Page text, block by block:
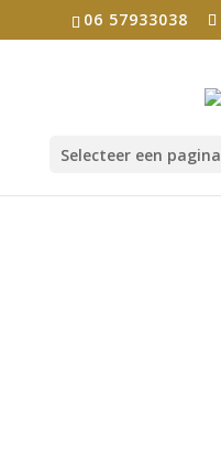
06 57933038
Selecteer een pagina